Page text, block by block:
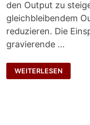
den Output zu
gleichbleibendem
reduzieren. Die
gravierende …
DIKTAT
DER
EFFIZIENZ
WEITERLESEN